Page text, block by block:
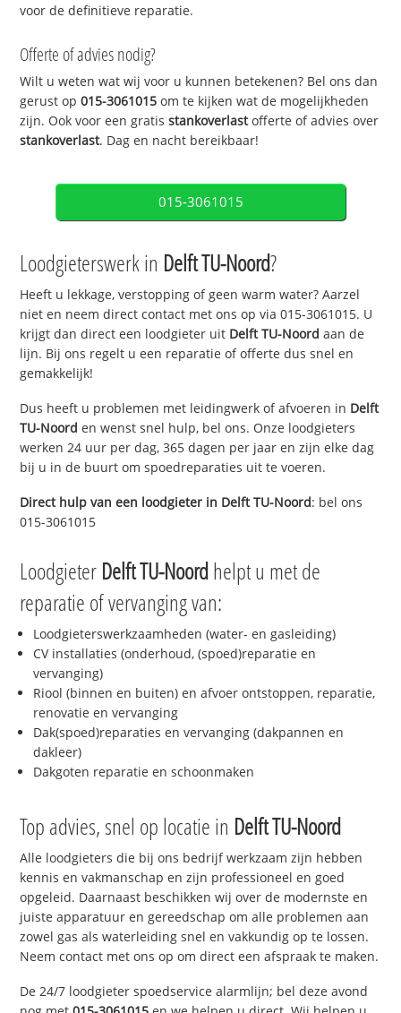
voor de definitieve reparatie.
Offerte of advies nodig?
Wilt u weten wat wij voor u kunnen betekenen? Bel ons dan
gerust op015-3061015 om te kijken wat de mogelijkheden
zijn. Ook voor een gratisstankoverlastofferte of advies over
stankoverlast. Dag en nacht bereikbaar!
015-3061015
Loodgieterswerk in Delft TU-Noord?
Heeft u lekkage, verstopping of geen warm water? Aarzel
niet en neem direct contact met ons op via 015-3061015. U
krijgt dan direct een loodgieter uit Delft TU-Noord aan de
lijn. Bij ons regelt u een reparatie of offerte dus snel en
gemakkelijk!
Dus heeft u problemen met leidingwerk of afvoeren in Delft
TU-Noord en wenst snel hulp, bel ons. Onze loodgieters
werken 24 uur per dag, 365 dagen per jaar en zijn elke dag
bij u in de buurt om spoedreparaties uit te voeren.
Direct hulp van een loodgieter in Delft TU-Noord: bel ons
015-3061015
Loodgieter Delft TU-Noordhelpt u met de
reparatie of vervanging van:
Loodgieterswerkzaamheden (water- en gasleiding)
CV installaties (onderhoud, (spoed)reparatie en
vervanging)
Riool (binnen en buiten) en afvoer ontstoppen, reparatie,
renovatie en vervanging
Dak(spoed)reparaties en vervanging (dakpannen en
dakleer)
Dakgoten reparatie en schoonmaken
Top advies, snel op locatie in Delft TU-Noord
Alle loodgieters die bij ons bedrijf werkzaam zijn hebben
kennis en vakmanschap en zijn professioneel en goed
opgeleid. Daarnaast beschikken wij over de modernste en
juiste apparatuur en gereedschap om alle problemen aan
zowel gas als waterleiding snel en vakkundig op te lossen.
Neem contact met ons op om direct een afspraak te maken.
De 24/7 loodgieter spoedservice alarmlijn; bel deze avond